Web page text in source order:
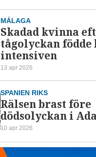
MÁLAGA
Skadad kvinna
tågolyckan födde
intensiven
13 apr 2026
SPANIEN RIKS
Rälsen brast före
dödsolyckan i
10 apr 2026